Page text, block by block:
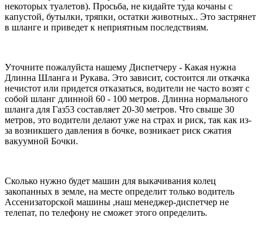
некоторых туалетов). Просьба, не кидайте туда кочаны с
капустой, бутылки, тряпки, остатки животных.. Это застрянет
в шланге и приведет к неприятным последствиям.
Уточните пожалуйста нашему Диспетчеру - Какая нужна
Длинна Шланга и Рукава. Это зависит, состоится ли откачка
нечистот или придется отказаться, водители не часто возят с
собой шланг длинной 60 - 100 метров. Длинна нормального
шланга для Газ53 составляет 20-30 метров. Что свыше 30
метров, это водители делают уже на страх и риск, так как из-
за возникшего давления в бочке, возникает риск сжатия
вакуумной Бочки.
Сколько нужно будет машин для выкачивания колец
закопанных в земле, на месте определит только водитель
Ассенизаторской машины ,наш менеджер-диспетчер не
телепат, по телефону не сможет этого определить.